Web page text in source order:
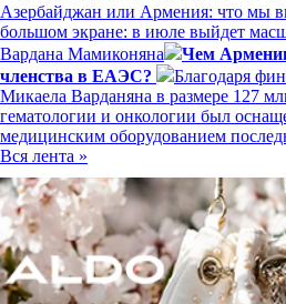
Азербайджан или Армения: что мы
большом экране: в июле выйдет
Вардана Мамиконяна
Чем
членства в ЕАЭС?
Благодаря
Микаела Варданяна в размере 127
гематологии и онкологии был
медицинским оборудованием
Вся лента »